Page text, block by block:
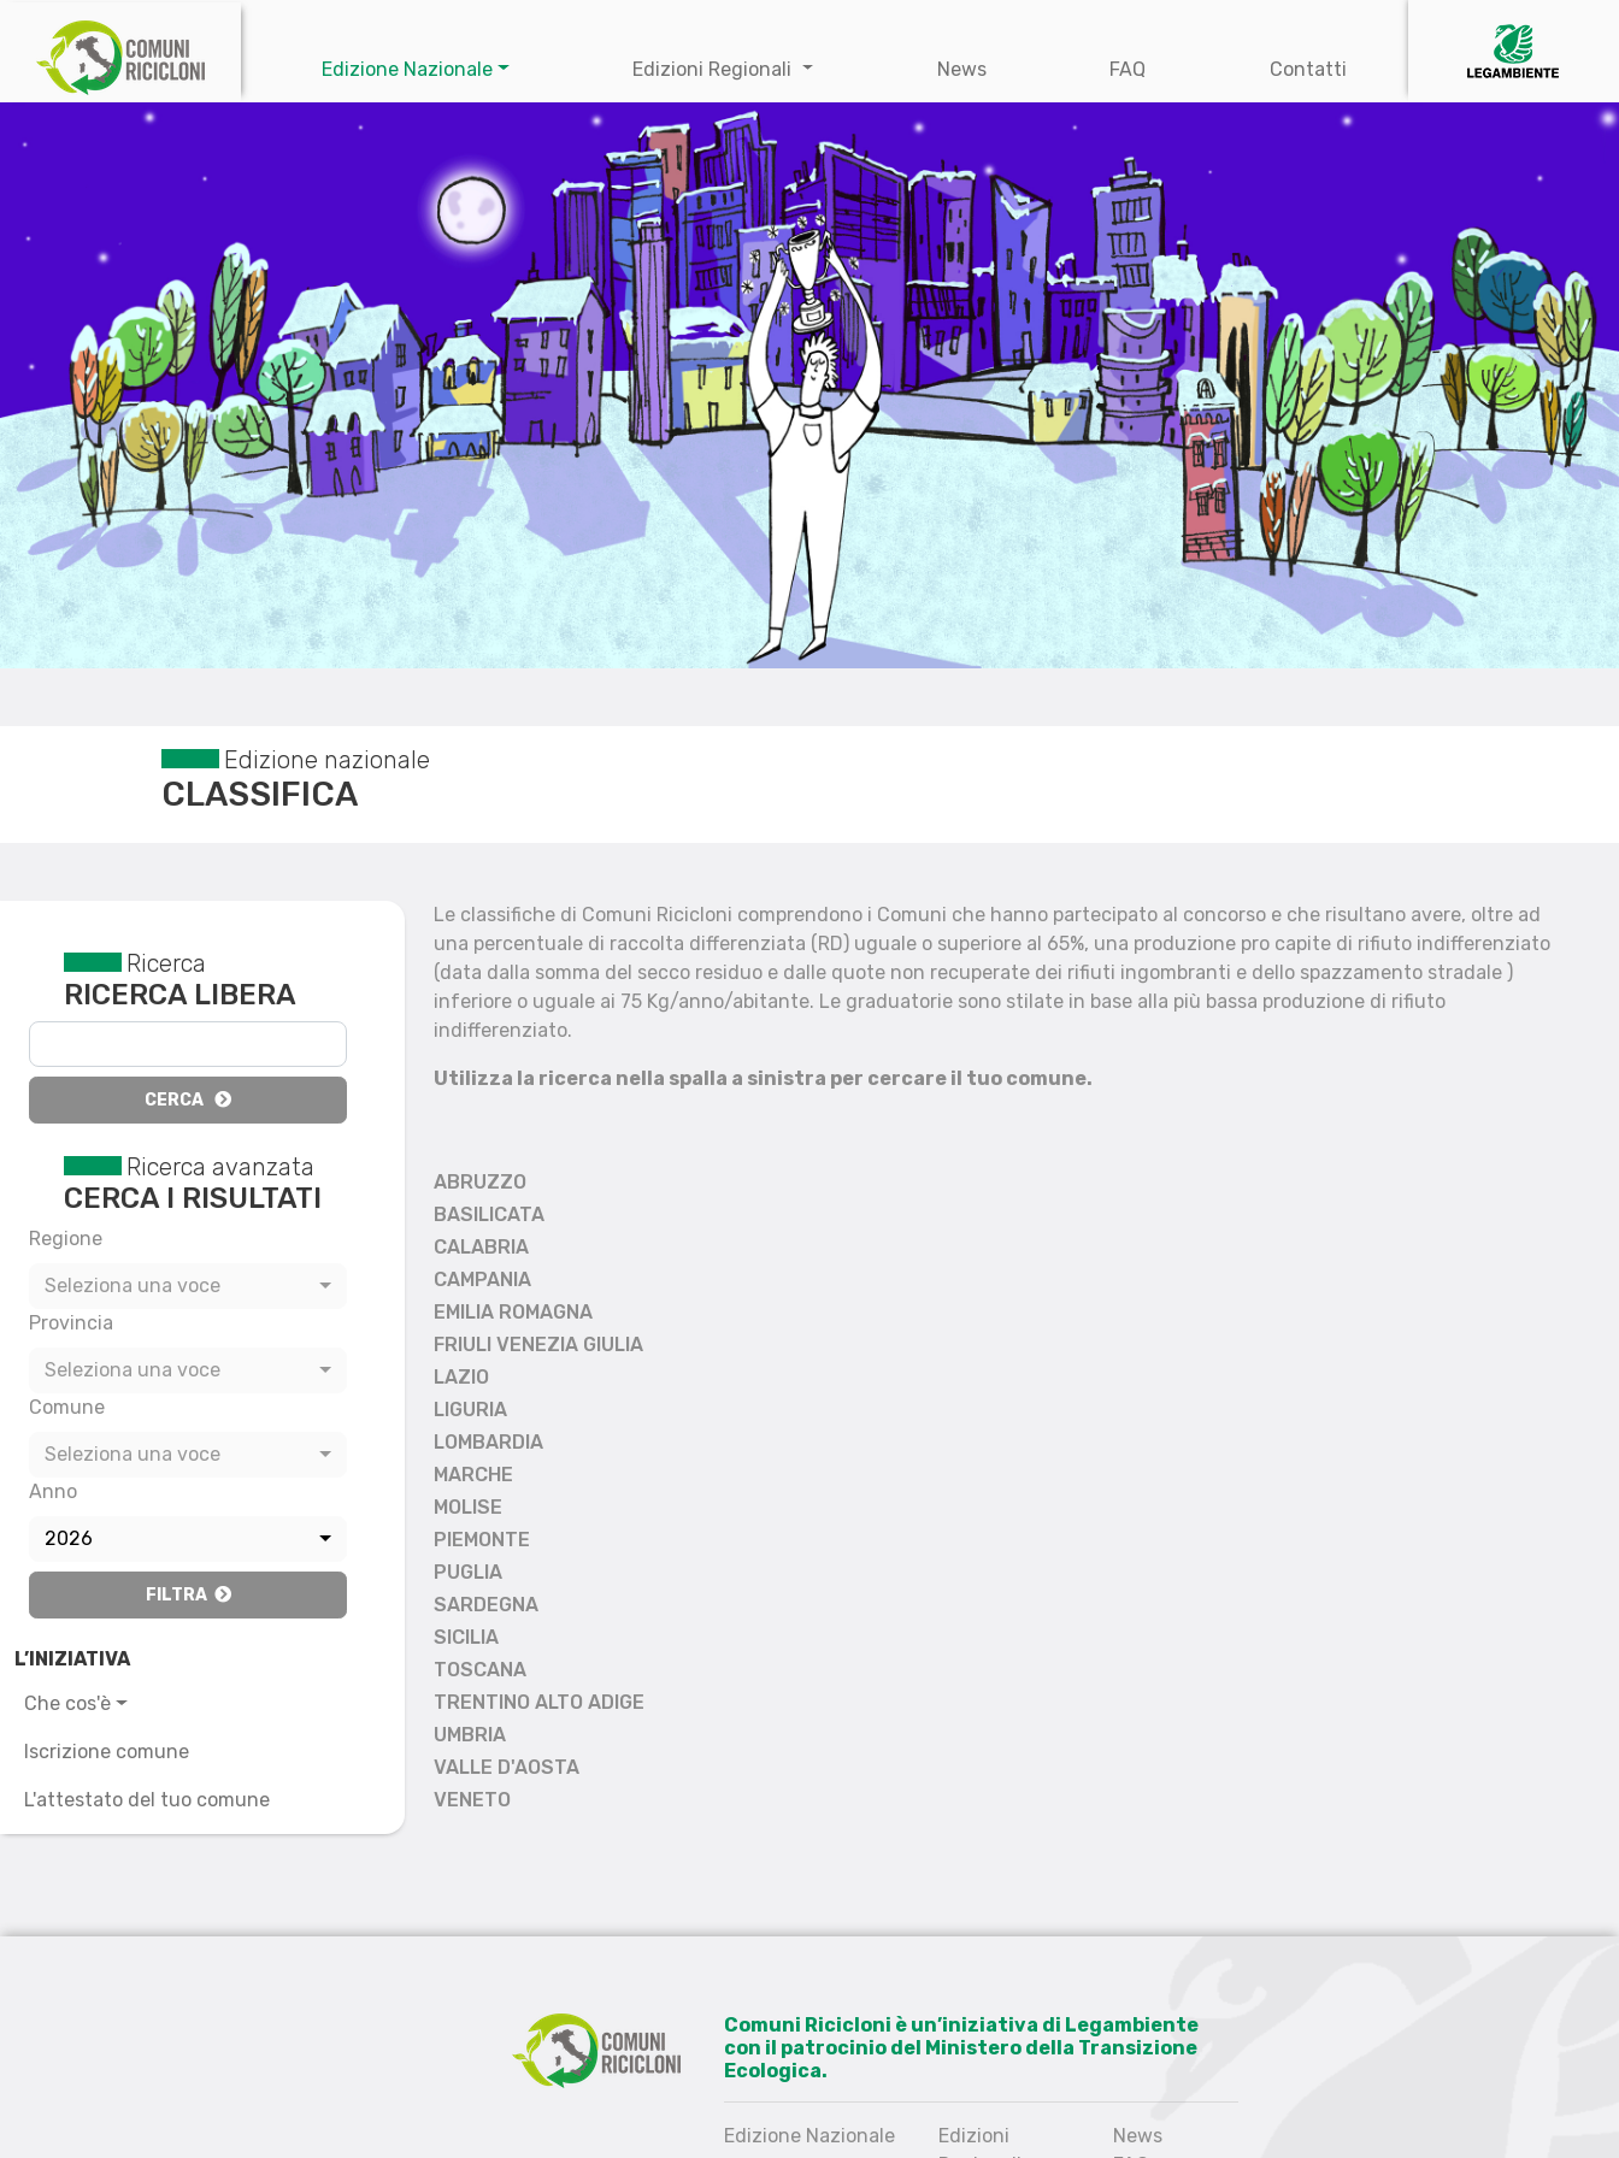
Edizione Nazionale Edizioni Regionali News FAQ Contatti
Edizione nazionale
CLASSIFICA
Reset filtri
Ricerca
RICERCA LIBERA
CERCA
Ricerca avanzata
CERCA I RISULTATI
Regione
Seleziona una voce
Provincia
Seleziona una voce
Comune
Seleziona una voce
Anno
2026
FILTRA
L’INIZIATIVA
Che cos'è
Iscrizione comune
L'attestato del tuo comune
Le classifiche di Comuni Ricicloni comprendono i Comuni che hanno partecipato al concorso e che risultano avere, oltre ad
una percentuale di raccolta differenziata (RD) uguale o superiore al 65%, una produzione pro capite di rifiuto indifferenziato
(data dalla somma del secco residuo e dalle quote non recuperate dei rifiuti ingombranti e dello spazzamento stradale )
inferiore o uguale ai 75 Kg/anno/abitante. Le graduatorie sono stilate in base alla più bassa produzione di rifiuto
indifferenziato.
Utilizza la ricerca nella spalla a sinistra per cercare il tuo comune.
ABRUZZO
BASILICATA
CALABRIA
CAMPANIA
EMILIA ROMAGNA
FRIULI VENEZIA GIULIA
LAZIO
LIGURIA
LOMBARDIA
MARCHE
MOLISE
PIEMONTE
PUGLIA
SARDEGNA
SICILIA
TOSCANA
TRENTINO ALTO ADIGE
UMBRIA
VALLE D'AOSTA
VENETO
Comuni Ricicloni è un’iniziativa di Legambiente
con il patrocinio del Ministero della Transizione
Ecologica.
Edizione Nazionale
Edizioni
News